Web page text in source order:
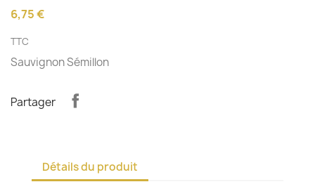
6,75 €
TTC
Sauvignon Sémillon
Partager
Détails du produit